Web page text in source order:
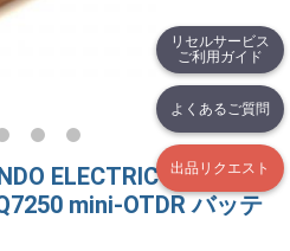
リセルサービス
ご利用ガイド
よくあるご質問
出品リクエスト
ELECTRIC 光測定機
mini-OTDR バッテ